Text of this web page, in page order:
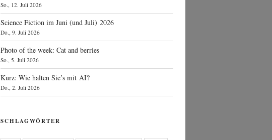
So., 12. Juli 2026
Science Fiction im Juni (und Juli) 2026
Do., 9. Juli 2026
Photo of the week: Cat and berries
So., 5. Juli 2026
Kurz: Wie halten Sie’s mit AI?
Do., 2. Juli 2026
SCHLAGWÖRTER